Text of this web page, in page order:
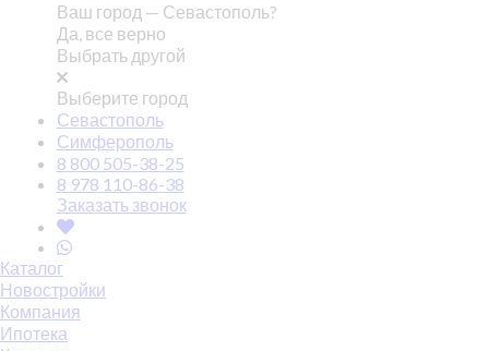
Ваш город — Севастополь?
Да, все верно
Выбрать другой
Выберите город
Севастополь
Симферополь
8 800 505-38-25
8 978 110-86-38
Заказать звонок
Каталог
Новостройки
Компания
Ипотека